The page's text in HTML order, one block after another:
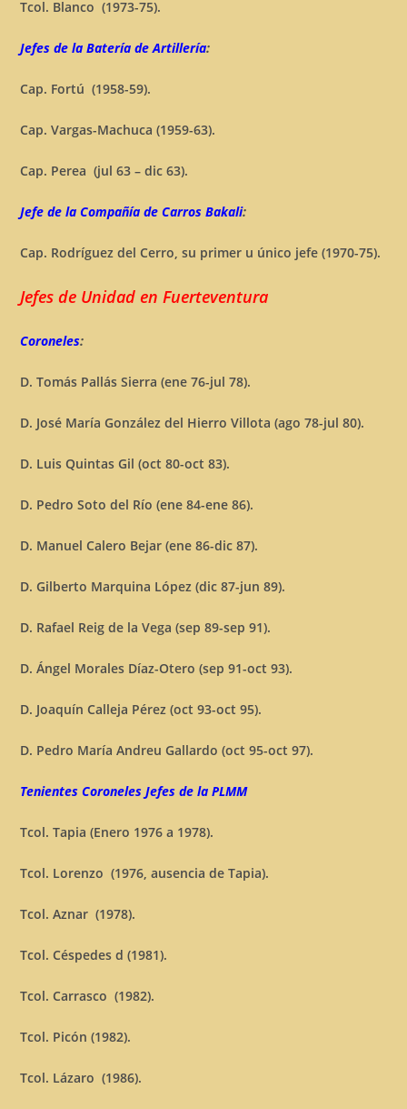
Tcol. Blanco (1973-75).
Jefes de la Batería de Artillería:
Cap. Fortú (1958-59).
Cap. Vargas-Machuca (1959-63).
Cap. Perea (jul 63 – dic 63).
Jefe de la Compañía de Carros Bakali:
Cap. Rodríguez del Cerro, su primer u único jefe (1970-75).
Jefes de Unidad en Fuerteventura
Coroneles:
D. Tomás Pallás Sierra (ene 76-jul 78).
D. José María González del Hierro Villota (ago 78-jul 80).
D. Luis Quintas Gil (oct 80-oct 83).
D. Pedro Soto del Río (ene 84-ene 86).
D. Manuel Calero Bejar (ene 86-dic 87).
D. Gilberto Marquina López (dic 87-jun 89).
D. Rafael Reig de la Vega (sep 89-sep 91).
D. Ángel Morales Díaz-Otero (sep 91-oct 93).
D. Joaquín Calleja Pérez (oct 93-oct 95).
D. Pedro María Andreu Gallardo (oct 95-oct 97).
Tenientes Coroneles Jefes de la PLMM
Tcol. Tapia (Enero 1976 a 1978).
Tcol. Lorenzo (1976, ausencia de Tapia).
Tcol. Aznar (1978).
Tcol. Céspedes d (1981).
Tcol. Carrasco (1982).
Tcol. Picón (1982).
Tcol. Lázaro (1986).